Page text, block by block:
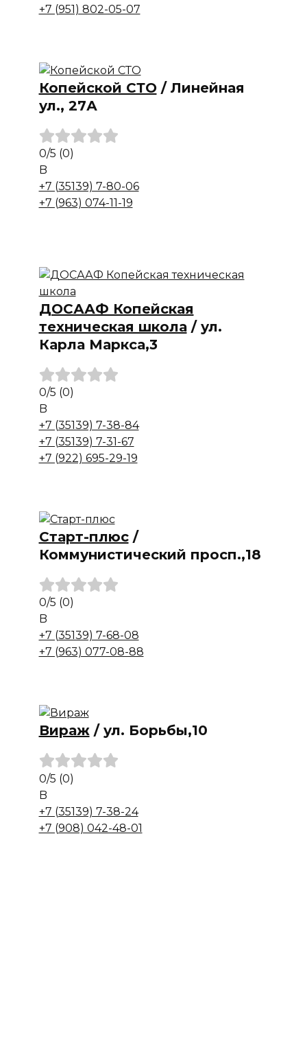
+7 (951) 802-05-07
Копейской СТО/ Линейная
ул., 27А
0/5 (0)
B
+7 (35139) 7-80-06
+7 (963) 074-11-19
ДОСААФ Копейская
техническая школа/ ул.
Карла Маркса,3
0/5 (0)
B
+7 (35139) 7-38-84
+7 (35139) 7-31-67
+7 (922) 695-29-19
Старт-плюс/
Коммунистический просп.,18
0/5 (0)
B
+7 (35139) 7-68-08
+7 (963) 077-08-88
Вираж/ ул. Борьбы,10
0/5 (0)
B
+7 (35139) 7-38-24
+7 (908) 042-48-01